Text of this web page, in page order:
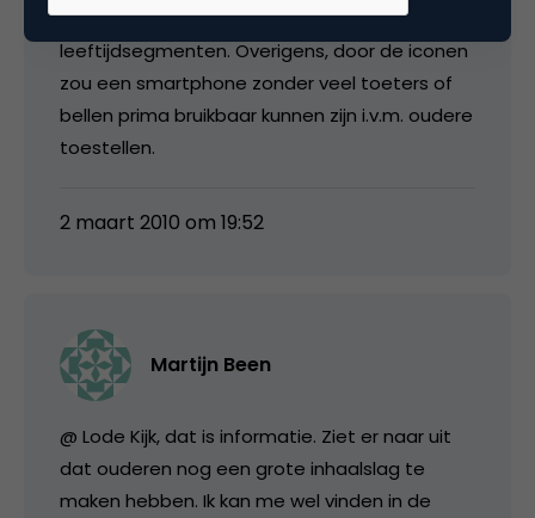
bekend van iPhonegebruik in hogere
leeftijdsegmenten. Overigens, door de iconen
zou een smartphone zonder veel toeters of
bellen prima bruikbaar kunnen zijn i.v.m. oudere
toestellen.
2 maart 2010 om 19:52
Martijn Been
@ Lode Kijk, dat is informatie. Ziet er naar uit
dat ouderen nog een grote inhaalslag te
maken hebben. Ik kan me wel vinden in de